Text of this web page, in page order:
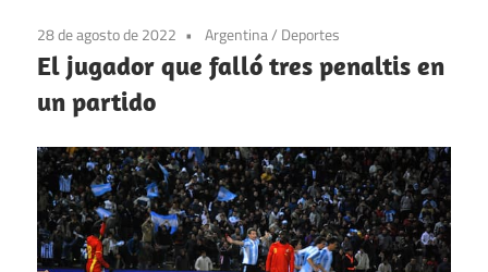
historia
28 de agosto de 2022 Argentina/ Deportes
El jugador que falló tres penaltis en
un partido